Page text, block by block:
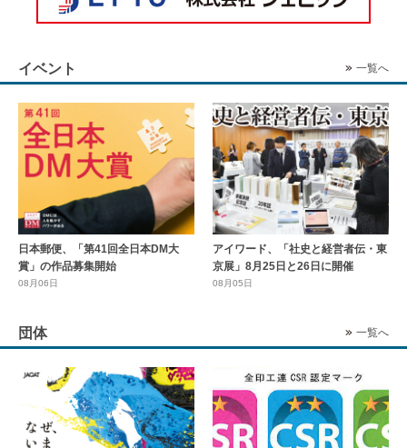
イベント 一覧へ
日本郵便、「第41回全日本DM大
賞」の作品募集開始
08月06日
アイワード、「社史と経営者伝・東
京展」8月25日と26日に開催
08月05日
団体 一覧へ